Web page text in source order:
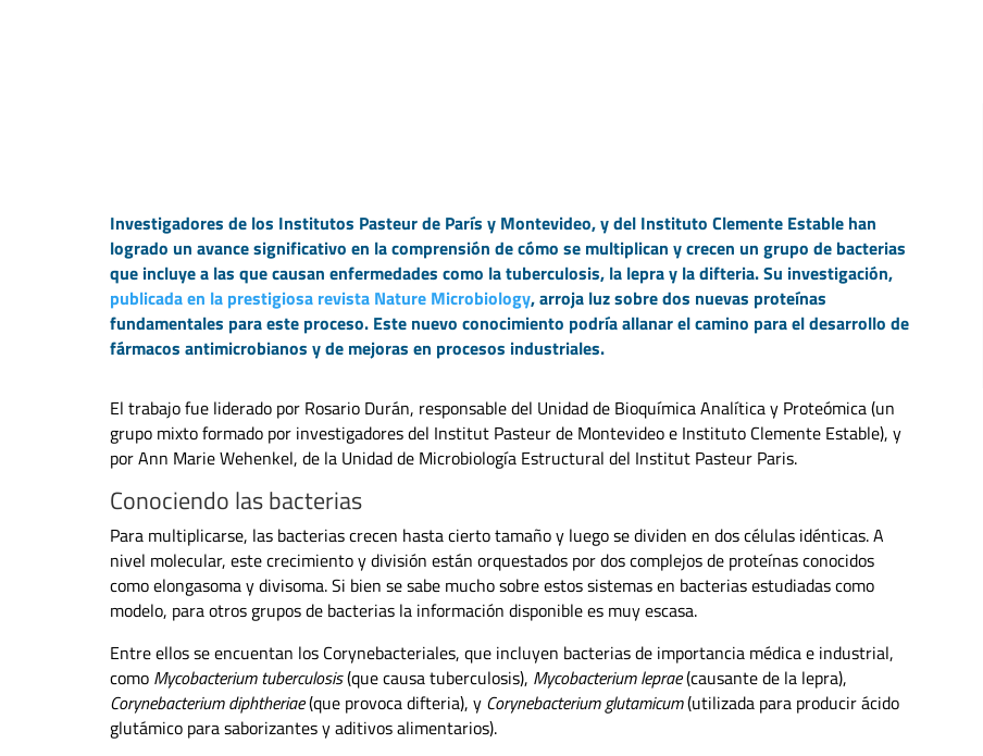
Investigadores de los Institutos Pasteur de París y Montevideo, y del Instituto Clemente Estable han
logrado un avance significativo en la comprensión de cómo se multiplican y crecen un grupo de bacterias
que incluye a las que causan enfermedades como la tuberculosis, la lepra y la difteria. Su investigación,
publicada en la prestigiosa revista Nature Microbiology, arroja luz sobre dos nuevas proteínas
fundamentales para este proceso. Este nuevo conocimiento podría allanar el camino para el desarrollo de
fármacos antimicrobianos y de mejoras en procesos industriales.
El trabajo fue liderado por Rosario Durán, responsable del Unidad de Bioquímica Analítica y Proteómica (un
grupo mixto formado por investigadores del Institut Pasteur de Montevideo e Instituto Clemente Estable), y
por Ann Marie Wehenkel, de la Unidad de Microbiología Estructural del Institut Pasteur Paris.
Conociendo las bacterias
Para multiplicarse, las bacterias crecen hasta cierto tamaño y luego se dividen en dos células idénticas. A
nivel molecular, este crecimiento y división están orquestados por dos complejos de proteínas conocidos
como elongasoma y divisoma. Si bien se sabe mucho sobre estos sistemas en bacterias estudiadas como
modelo, para otros grupos de bacterias la información disponible es muy escasa.
Entre ellos se encuentan los Corynebacteriales, que incluyen bacterias de importancia médica e industrial,
como Mycobacterium tuberculosis(que causa tuberculosis), Mycobacterium leprae(causante de la lepra),
Corynebacterium diphtheriae(que provoca difteria), y Corynebacterium glutamicum(utilizada para producir ácido
glutámico para saborizantes y aditivos alimentarios).